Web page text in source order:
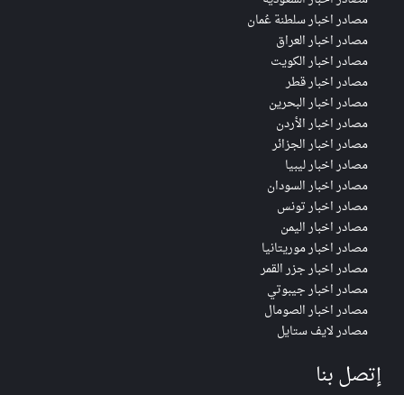
مصادر اخبار سلطنة عُمان
مصادر اخبار العراق
مصادر اخبار الكويت
مصادر اخبار قطر
مصادر اخبار البحرين
مصادر اخبار الأردن
مصادر اخبار الجزائر
مصادر اخبار ليبيا
مصادر اخبار السودان
مصادر اخبار تونس
مصادر اخبار اليمن
مصادر اخبار موريتانيا
مصادر اخبار جزر القمر
مصادر اخبار جيبوتي
مصادر اخبار الصومال
مصادر لايف ستايل
إتصل بنا